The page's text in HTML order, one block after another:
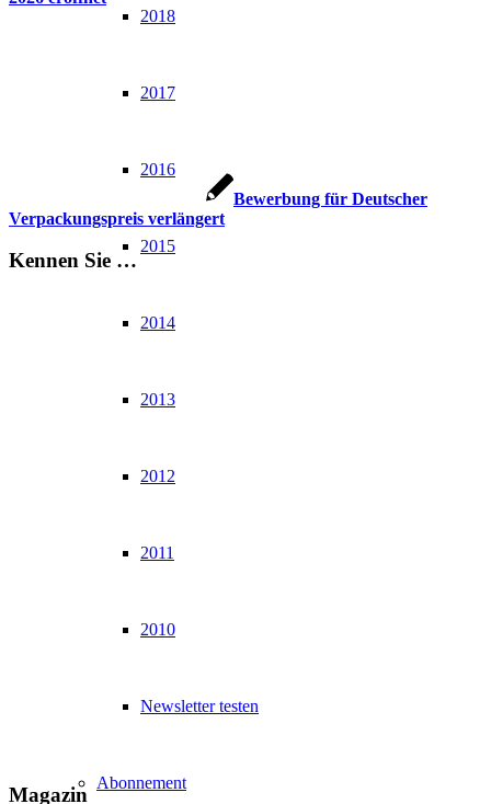
2018
2017
2016
2015
2014
2013
2012
2011
2010
Newsletter testen
Abonnement
Bewerbung für Deutscher
Verpackungspreis verlängert
Kennen Sie …
Magazin